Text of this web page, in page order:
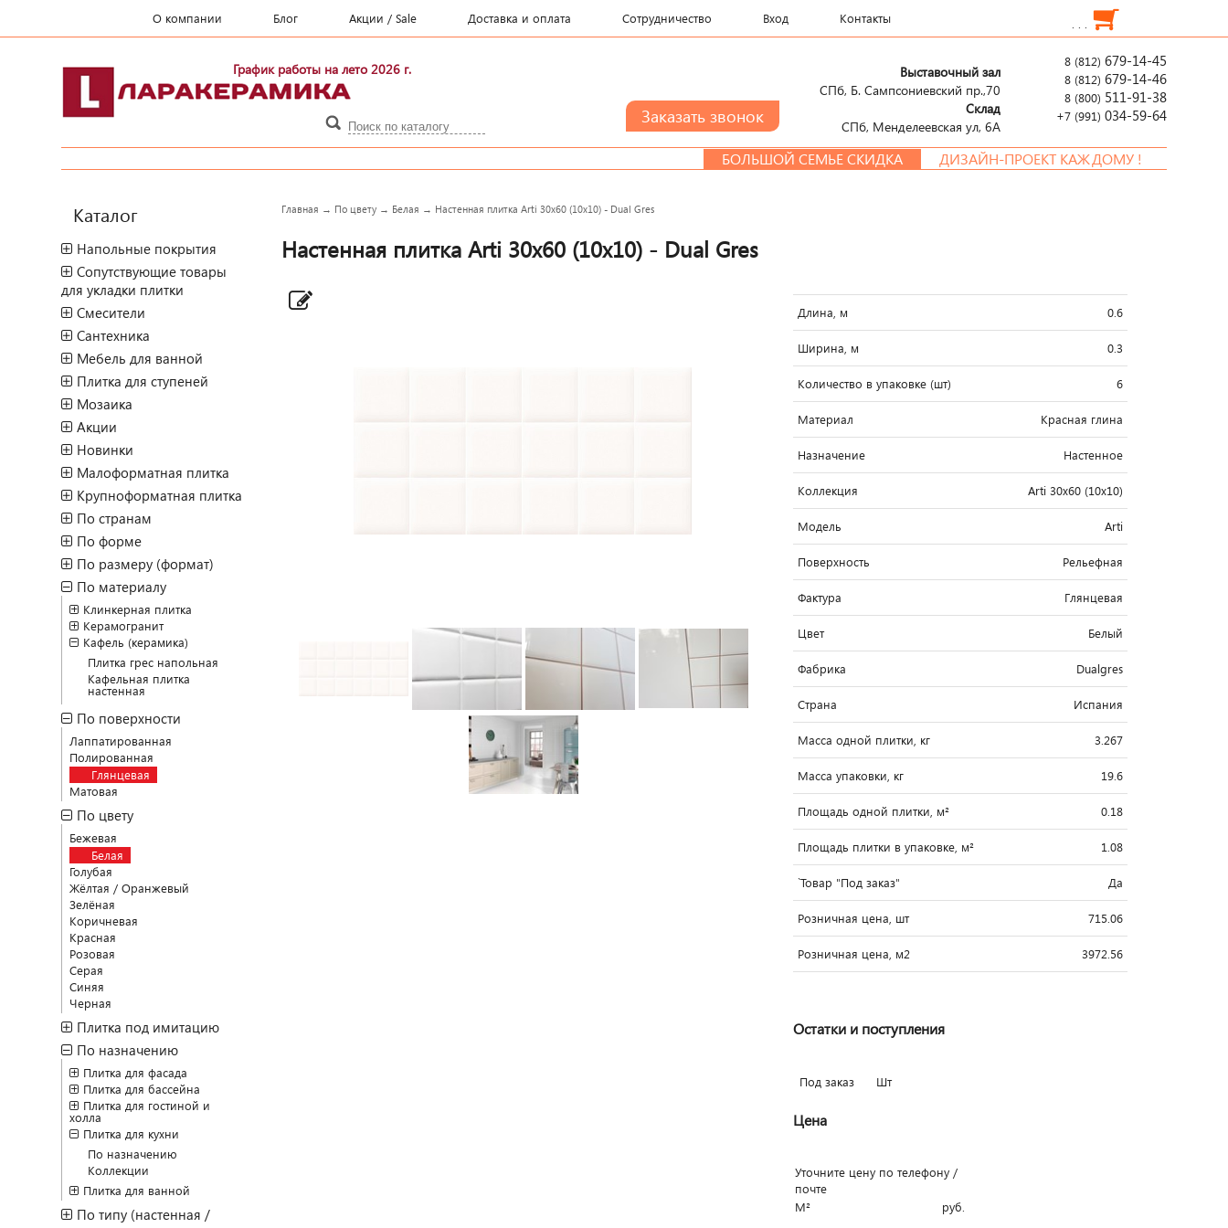
О компании Блог Акции / Sale Доставка и оплата Сотрудничество Вход Контакты . . .
График работы на лето 2026 г. 8 (812) 679-14-45
8 (812) 679-14-46
8 (800) 511-91-38
+7 (991) 034-59-64
Выставочный зал
СПб, Б. Сампсониевский пр.,70
Склад
СПб, Менделеевcкая ул, 6А
БОЛЬШОЙ СЕМЬЕ СКИДКА ДИЗАЙН-ПРОЕКТ КАЖДОМУ !
Каталог
Напольные покрытия
Сопутствующие товары
для укладки плитки
Смесители
Сантехника
Мебель для ванной
Плитка для ступеней
Мозаика
Акции
Новинки
Малоформатная плитка
Крупноформатная плитка
По странам
По форме
По размеру (формат)
По материалу
Клинкерная плитка
Керамогранит
Кафель (керамика)
Плитка грес напольная
Кафельная плитка
настенная
По поверхности
Лаппатированная
Полированная
Глянцевая
Матовая
По цвету
Бежевая
Белая
Голубая
Жёлтая / Оранжевый
Зелёная
Коричневая
Красная
Розовая
Серая
Синяя
Черная
Плитка под имитацию
По назначению
Плитка для фасада
Плитка для бассейна
Плитка для гостиной и
холла
Плитка для кухни
По назначению
Коллекции
Плитка для ванной
По типу (настенная /
Главная → По цвету → Белая → Настенная плитка Arti 30x60 (10x10) - Dual Gres
Настенная плитка Arti 30x60 (10x10) - Dual Gres
Длина, м 0.6
Ширина, м 0.3
Количество в упаковке (шт) 6
Материал Красная глина
Назначение Настенное
Коллекция Arti 30x60 (10x10)
Модель Arti
Поверхность Рельефная
Фактура Глянцевая
Цвет Белый
Фабрика Dualgres
Страна Испания
Масса одной плитки, кг 3.267
Масса упаковки, кг 19.6
Площадь одной плитки, м² 0.18
Площадь плитки в упаковке, м² 1.08
`Товар "Под заказ" Да
Розничная цена, шт 715.06
Розничная цена, м2 3972.56
Остатки и поступления
Под заказ Шт
Цена
Уточните цену по телефону /
почте
М²
руб.